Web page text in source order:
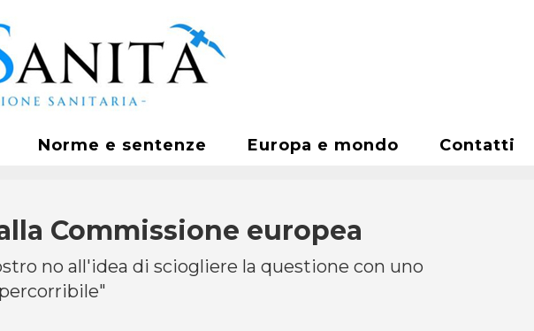
Norme e sentenze Europa e mondo Contatti
Commissione europea
no all'idea di sciogliere la questione con uno